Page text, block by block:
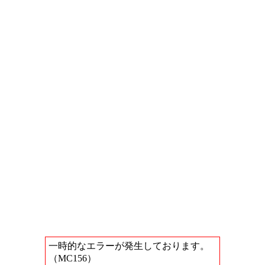
一時的なエラーが発生しております。
（MC156）